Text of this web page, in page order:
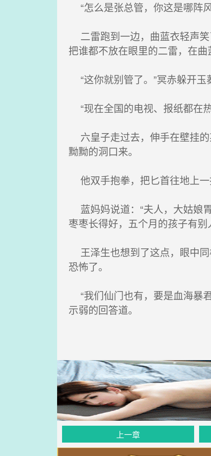
“怎么是张总管，你这是哪阵
二雷跑到一边，曲蓝衣轻声
把谁都不放在眼里的二雷，在
“这你就别管了。”冥赤躲开玉
“现在全国的电视、报纸都在
六皇子走过去，伸手在壁挂
黝黝的洞口来。
他双手抱拳，把匕首往地上一
蓝妈妈说道：“夫人，大姑娘
枣枣长得好，五个月的孩子有别
王泽生也想到了这点，眼中
恐怖了。
“我们仙门也有，要是血海暴
示弱的回答道。
上一章